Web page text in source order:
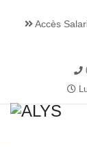
Accès